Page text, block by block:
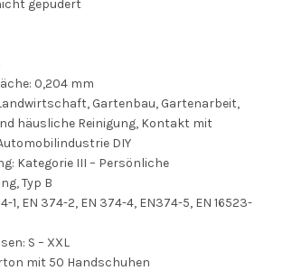
gepudert
0,204 mm
Gartenbau, Gartenarbeit,
häusliche Reinigung, Kontakt mit
DIY
Kategorie III – Persönliche
Typ B
1, EN 374-2, EN 374-4, EN374-5, EN 16523-
S – XXL
mit 50 Handschuhen